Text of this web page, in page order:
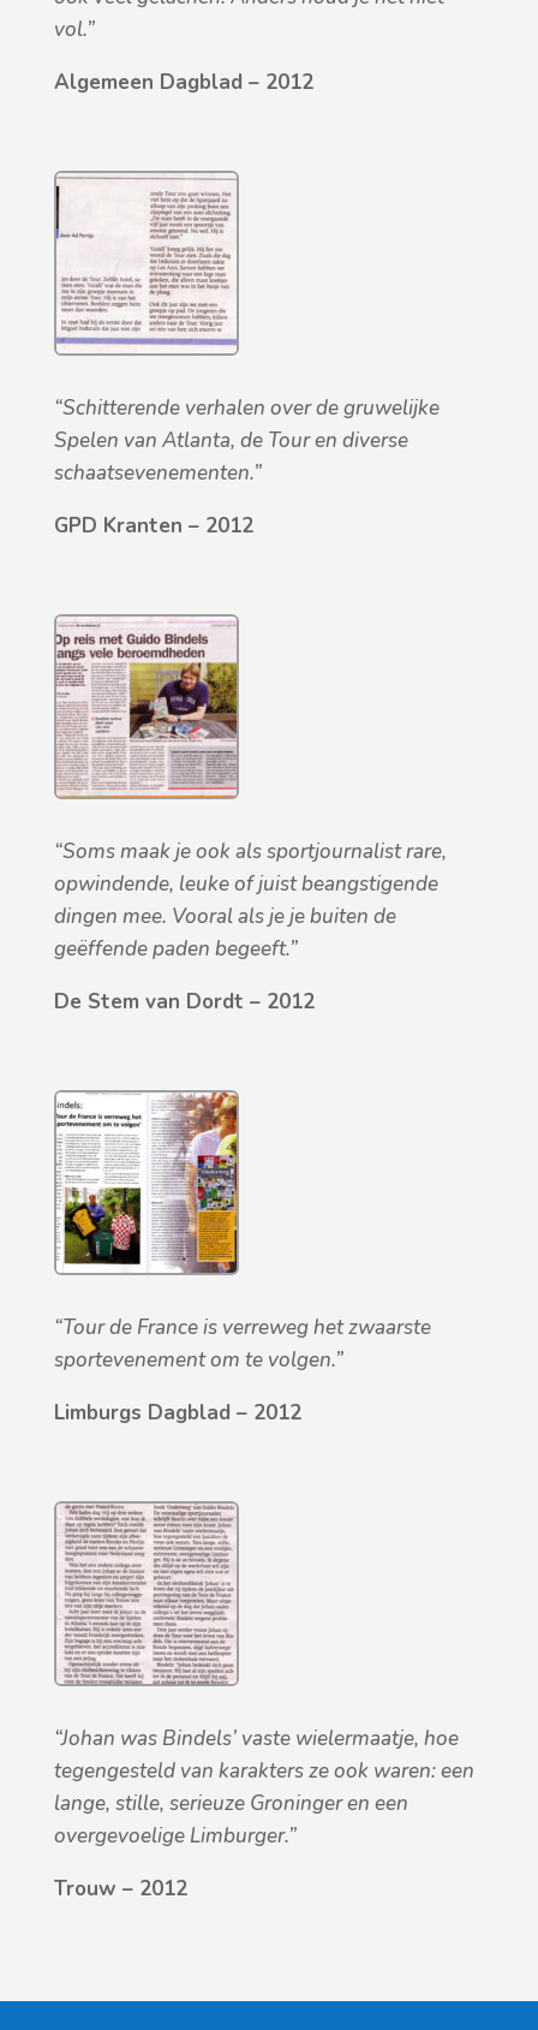
vol.”
Algemeen Dagblad – 2012
“Schitterende verhalen over de gruwelijke
Spelen van Atlanta, de Tour en diverse
schaatsevenementen.”
GPD Kranten – 2012
“Soms maak je ook als sportjournalist rare,
opwindende, leuke of juist beangstigende
dingen mee. Vooral als je je buiten de
geëffende paden begeeft.”
De Stem van Dordt – 2012
“Tour de France is verreweg het zwaarste
sportevenement om te volgen.”
Limburgs Dagblad – 2012
“Johan was Bindels’ vaste wielermaatje, hoe
tegengesteld van karakters ze ook waren: een
lange, stille, serieuze Groninger en een
overgevoelige Limburger.”
Trouw – 2012